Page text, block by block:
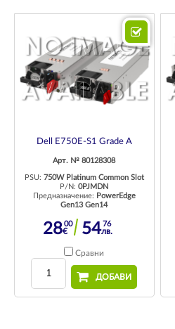
Dell E750E-S1 Grade A
Арт. № 80128308
PSU: 750W Platinum Common Slot
P/N:0PJMDN
Предназначение: PowerEdge
Gen13 Gen14
2800
€ 5476
лв.
Сравни
ДОБАВИ